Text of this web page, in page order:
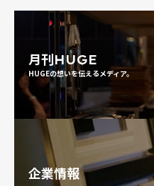
月刊HUGE
HUGEの想いを伝えるメディア。
企業情報